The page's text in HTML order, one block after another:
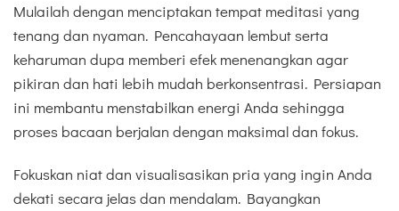
Mulailah dengan menciptakan tempat meditasi yang
tenang dan nyaman. Pencahayaan lembut serta
keharuman dupa memberi efek menenangkan agar
pikiran dan hati lebih mudah berkonsentrasi. Persiapan
ini membantu menstabilkan energi Anda sehingga
proses bacaan berjalan dengan maksimal dan fokus.
Fokuskan niat dan visualisasikan pria yang ingin Anda
dekati secara jelas dan mendalam. Bayangkan